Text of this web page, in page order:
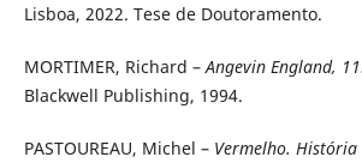
Lisboa, 2022. Tese de Doutoramento.
MORTIMER, Richard – Angevin England,
Blackwell Publishing, 1994.
PASTOUREAU, Michel – Vermelho. História